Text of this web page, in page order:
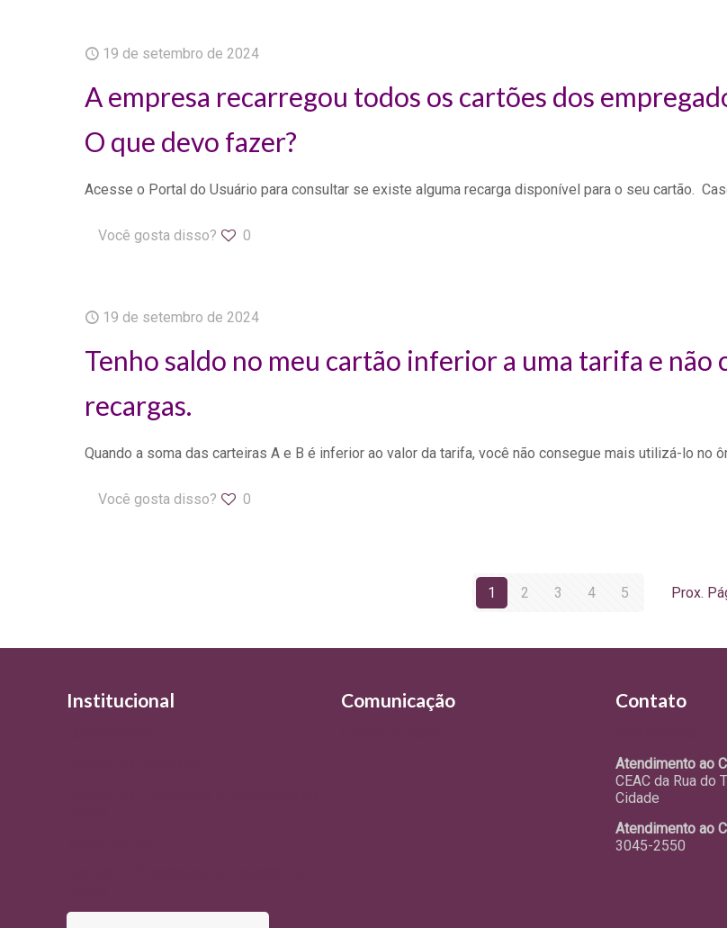
19 de setembro de 2024
A empresa recarregou todos os cartões dos
O que devo fazer?
Acesse o Portal do Usuário para consultar se existe alguma recarga disponível para o seu cartão.
Você gosta disso? 0
19 de setembro de 2024
Tenho saldo no meu cartão inferior a uma tarifa e não
recargas.
Quando a soma das carteiras A e B é inferior ao valor da tarifa, você não consegue mais utilizá-lo no
Você gosta disso? 0
1 2 3 4 5 Prox.
Institucional Comunicação Contato
Atendimento ao
CEAC da Rua do
Cidade
Atendimento ao
3045-2550